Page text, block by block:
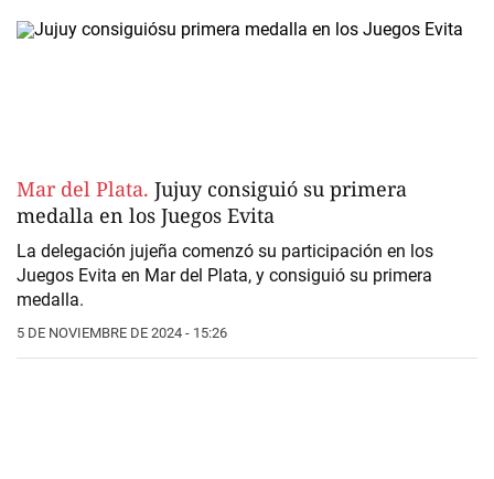
Mar del Plata. Jujuy consiguió su primera
medalla en los Juegos Evita
La delegación jujeña comenzó su participación en los
Juegos Evita en Mar del Plata, y consiguió su primera
medalla.
5 DE NOVIEMBRE DE 2024 - 15:26